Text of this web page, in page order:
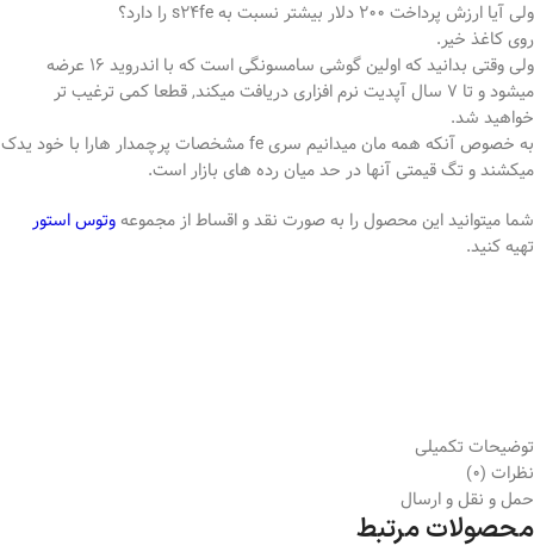
ولی آیا ارزش پرداخت 200 دلار بیشتر نسبت به s24fe را دارد؟
روی کاغذ خیر.
ولی وقتی بدانید که اولین گوشی سامسونگی است که با اندروید 16 عرضه
میشود و تا 7 سال آپدیت نرم افزاری دریافت میکند, قطعا کمی ترغیب تر
خواهید شد.
به خصوص آنکه همه مان میدانیم سری fe مشخصات پرچمدار هارا با خود یدک
میکشند و تگ قیمتی آنها در حد میان رده های بازار است.
شما میتوانید این محصول را به صورت نقد و اقساط از مجموعه وتوس استور
تهیه کنید.
توضیحات تکمیلی
نظرات (0)
حمل و نقل و ارسال
محصولات مرتبط